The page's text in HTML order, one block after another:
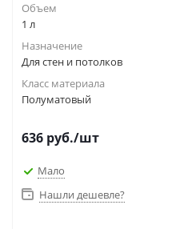
Объем
1 л
Назначение
Для стен и потолков
Класс материала
Полуматовый
636 руб./шт
Мало
Нашли дешевле?